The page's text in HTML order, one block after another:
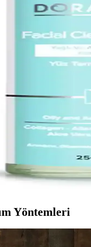
ile Cilt Parlaklığını
C vitamini
Hassas Ciltler İçin
ciltler için uygun,
Seçimi ve
seçimi ve
Tuzu 100 gr Doğal
banyo tuzu, aromaterapi
Doğru Ürün
yağı kontrol altına alır
Yöntemleri